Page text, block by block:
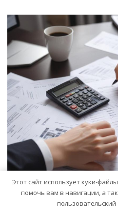
Этот сайт использует куки-
помочь вам в навигации, а
пользовательский